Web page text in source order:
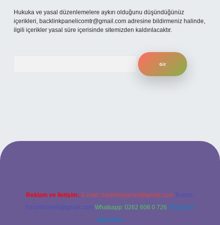
Hukuka ve yasal düzenlemelere aykırı olduğunu düşündüğünüz
içerikleri, backlinkpanelicomtr@gmail.com adresine bildirmeniz halinde,
ilgili içerikler yasal süre içerisinde sitemizden kaldırılacaktır.
adresi
Reklam ve İletişim: E-mail: backlinkpaneli@gmail.com Teams:
forumhizmeti@gmail.com Whatsapp: 0262 606 0 726 Telegram:
@karabul